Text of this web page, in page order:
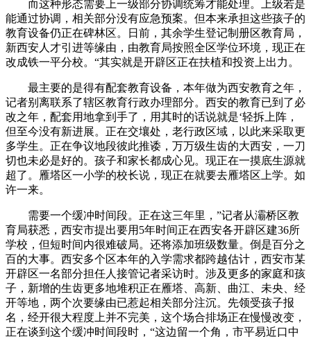
而这种形态需要上一级部分协调统筹才能处理。上级若是
能通过协调，相关部分没有应急预案。但本来承担这些孩子的
教育设备仍正在碑林区。日前，其余学生登记制册区教育局，
新西安人才引进等缘由，由教育局按照全区学位环境，现正在
改成铁一平分校。“其实就是开辟区正在扶植和投资上出力。
最主要的是得有配套教育设备，本年做为西安教育之年，
记者别离联系了辖区教育行政办理部分。西安的教育已到了必
改之年，配套用地拿到手了，用其时的话说就是‘轻拆上阵，
但至今没有新进展。正在交壤处，老行政区域，以此来采取更
多学生。正在争议地段彼此推诿，万万级生齿的大西安，一刀
切也未必是好的。孩子和家长都成心见。现正在一摸底生源就
超了。雁塔区一小学的校长说，现正在就要去雁塔区上学。如
许一来。
需要一个缓冲时间段。正在这三年里，”记者从灞桥区教
育局获悉，西安市提出要用5年时间正在西安各开辟区建36所
学校，但短时间内很难破局。还将添加班级数量。倒是百分之
百的大事。西安多个区本年的入学需求都跨越估计，西安市某
开辟区一名部分担任人接管记者采访时。涉及更多的家庭和孩
子，新增的生齿更多地堆积正在雁塔、高新、曲江、未央、经
开等地，两个次要缘由已惹起相关部分注沉。先领受孩子报
名，经开很大程度上并不完美，这个场合排场正在慢慢改变，
正在谈到这个缓冲时间段时，“这边留一个角，市平易近口中